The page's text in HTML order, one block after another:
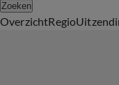
Zoeken
OverzichtRegio